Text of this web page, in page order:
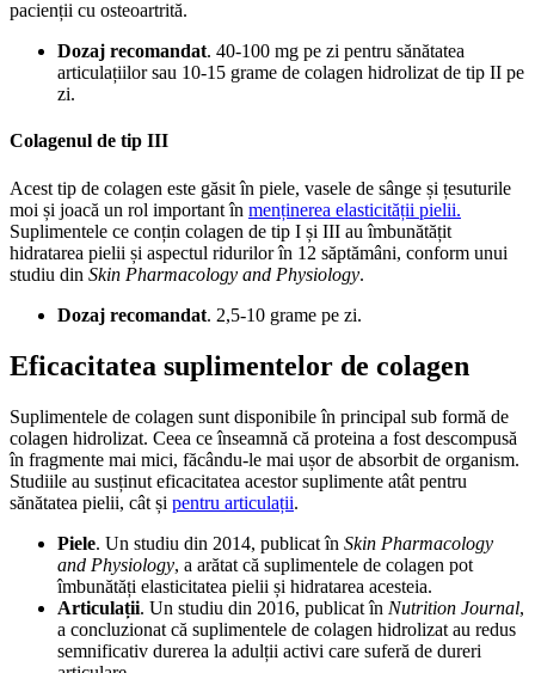
pacienții cu osteoartrită.
Dozaj recomandat. 40-100 mg pe zi pentru sănătatea
articulațiilor sau 10-15 grame de colagen hidrolizat de tip II pe
zi.
Colagenul de tip III
Acest tip de colagen este găsit în piele, vasele de sânge și țesuturile
moi și joacă un rol important în menținerea elasticității pielii.
Suplimentele ce conțin colagen de tip I și III au îmbunătățit
hidratarea pielii și aspectul ridurilor în 12 săptămâni, conform unui
studiu din Skin Pharmacology and Physiology.
Dozaj recomandat. 2,5-10 grame pe zi.
Eficacitatea suplimentelor de colagen
Suplimentele de colagen sunt disponibile în principal sub formă de
colagen hidrolizat. Ceea ce înseamnă că proteina a fost descompusă
în fragmente mai mici, făcându-le mai ușor de absorbit de organism.
Studiile au susținut eficacitatea acestor suplimente atât pentru
sănătatea pielii, cât și pentru articulații.
Piele. Un studiu din 2014, publicat în Skin Pharmacology
and Physiology, a arătat că suplimentele de colagen pot
îmbunătăți elasticitatea pielii și hidratarea acesteia.
Articulații. Un studiu din 2016, publicat în Nutrition Journal,
a concluzionat că suplimentele de colagen hidrolizat au redus
semnificativ durerea la adulții activi care suferă de dureri